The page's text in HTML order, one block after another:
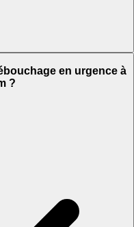
en urgence à
?